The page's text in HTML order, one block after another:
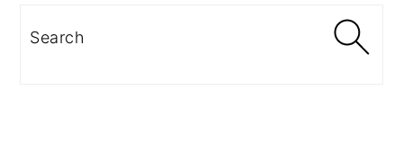
Search